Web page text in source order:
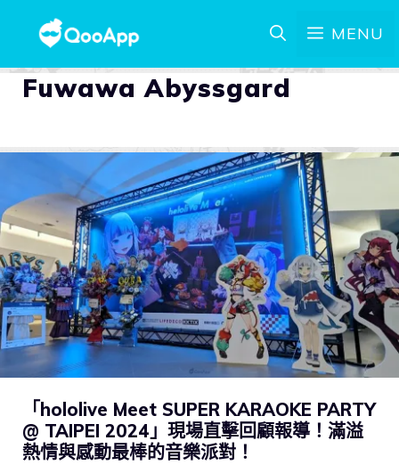
MENU
Fuwawa Abyssgard
「hololive Meet SUPER KARAOKE PARTY
@ TAIPEI 2024」現場直擊回顧報導！滿溢
熱情與感動最棒的音樂派對！